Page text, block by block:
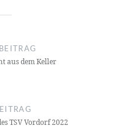
aus dem Keller
TSV Vordorf 2022